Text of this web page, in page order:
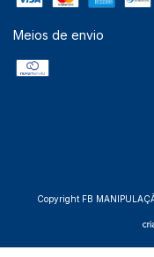
Meios de envio
Copyright FB